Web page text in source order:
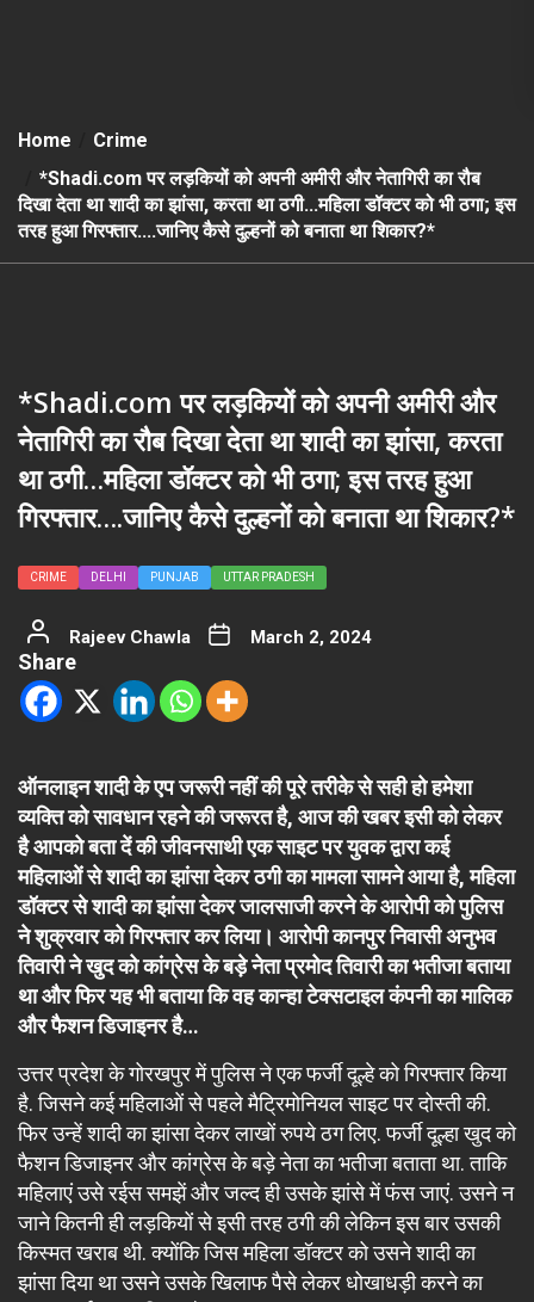
Home
Crime
*Shadi.com पर लड़कियों को अपनी अमीरी और नेतागिरी का रौब
दिखा देता था शादी का झांसा, करता था ठगी…महिला डॉक्टर को भी ठगा; इस
तरह हुआ गिरफ्तार….जानिए कैसे दुल्हनों को बनाता था शिकार?*
*Shadi.com पर लड़कियों को अपनी अमीरी और
नेतागिरी का रौब दिखा देता था शादी का झांसा, करता
था ठगी…महिला डॉक्टर को भी ठगा; इस तरह हुआ
गिरफ्तार….जानिए कैसे दुल्हनों को बनाता था शिकार?*
CRIME DELHI PUNJAB UTTAR PRADESH
Rajeev Chawla March 2, 2024
Share
ऑनलाइन शादी के एप जरूरी नहीं की पूरे तरीके से सही हो हमेशा
व्यक्ति को सावधान रहने की जरूरत है, आज की खबर इसी को लेकर
है आपको बता दें की जीवनसाथी एक साइट पर युवक द्वारा कई
महिलाओं से शादी का झांसा देकर ठगी का मामला सामने आया है, महिला
डॉक्टर से शादी का झांसा देकर जालसाजी करने के आरोपी को पुलिस
ने शुक्रवार को गिरफ्तार कर लिया। आरोपी कानपुर निवासी अनुभव
तिवारी ने खुद को कांग्रेस के बड़े नेता प्रमोद तिवारी का भतीजा बताया
था और फिर यह भी बताया कि वह कान्हा टेक्सटाइल कंपनी का मालिक
और फैशन डिजाइनर है…
उत्तर प्रदेश के गोरखपुर में पुलिस ने एक फर्जी दूल्हे को गिरफ्तार किया
है. जिसने कई महिलाओं से पहले मैट्रिमोनियल साइट पर दोस्ती की.
फिर उन्हें शादी का झांसा देकर लाखों रुपये ठग लिए. फर्जी दूल्हा खुद को
फैशन डिजाइनर और कांग्रेस के बड़े नेता का भतीजा बताता था. ताकि
महिलाएं उसे रईस समझें और जल्द ही उसके झांसे में फंस जाएं. उसने न
जाने कितनी ही लड़कियों से इसी तरह ठगी की लेकिन इस बार उसकी
किस्मत खराब थी. क्योंकि जिस महिला डॉक्टर को उसने शादी का
झांसा दिया था उसने उसके खिलाफ पैसे लेकर धोखाधड़ी करने का